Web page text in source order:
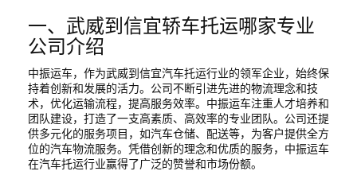
一、武威到信宜轿车托运哪家专业
公司介绍
中振运车，作为武威到信宜汽车托运行业的领军企业，始终保
持着创新和发展的活力。公司不断引进先进的物流理念和技
术，优化运输流程，提高服务效率。中振运车注重人才培养和
团队建设，打造了一支高素质、高效率的专业团队。公司还提
供多元化的服务项目，如汽车仓储、配送等，为客户提供全方
位的汽车物流服务。凭借创新的理念和优质的服务，中振运车
在汽车托运行业赢得了广泛的赞誉和市场份额。